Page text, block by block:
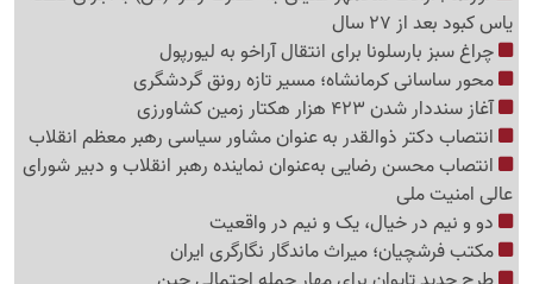
یاس کبود بعد از 27 سال
چراغ سبز بارسلونا برای انتقال آراخو به لیورپول
محور ساسانی کرمانشاه؛ مسیر تازه رونق گردشگری
آغاز سنددار شدن 423 هزار هکتار زمین کشاورزی
انتصاب دکتر ذوالقدر به عنوان مشاور سیاسی رهبر معظم انقلاب
انتصاب محسن رضایی به‌عنوان نماینده رهبر انقلاب و دبیر شورای
عالی امنیت ملی
دو و نیم در خیال، ‌یک و نیم در واقعیت
مکتب فرشچیان؛ میراث ماندگار نگارگری ایران